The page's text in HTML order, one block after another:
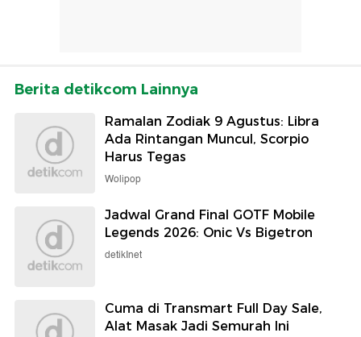
Berita detikcom Lainnya
Ramalan Zodiak 9 Agustus: Libra
Ada Rintangan Muncul, Scorpio
Harus Tegas
Wolipop
Jadwal Grand Final GOTF Mobile
Legends 2026: Onic Vs Bigetron
detikInet
Cuma di Transmart Full Day Sale,
Alat Masak Jadi Semurah Ini